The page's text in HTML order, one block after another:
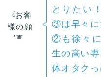
とりたい
③は早々に
②も徐々
生の高い
体オタク